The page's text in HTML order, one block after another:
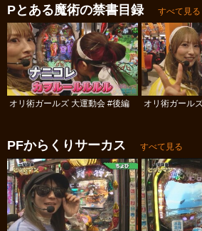
Pとある魔術の禁書目録 すべて見る
オリ術ガールズ 大運動会 #後編 オリ術ガール
PFからくりサーカス すべて見る